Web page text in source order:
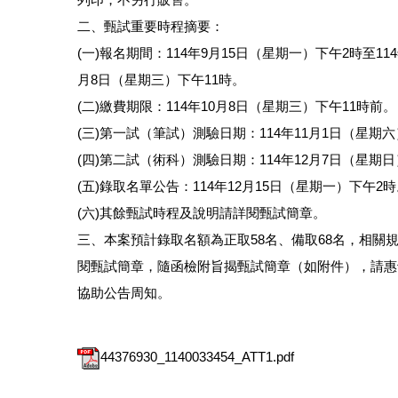
二、甄試重要時程摘要：
(一)報名期間：114年9月15日（星期一）下午2時至
月8日（星期三）下午11時。
(二)繳費期限：114年10月8日（星期三）下午11時前。
(三)第一試（筆試）測驗日期：114年11月1日（星期六
(四)第二試（術科）測驗日期：114年12月7日（星期日
(五)錄取名單公告：114年12月15日（星期一）下午2時
(六)其餘甄試時程及說明請詳閱甄試簡章。
三、本案預計錄取名額為正取58名、備取68名，相關
閱甄試簡章，隨函檢附旨揭甄試簡章（如附件），請
協助公告周知。
44376930_1140033454_ATT1.pdf